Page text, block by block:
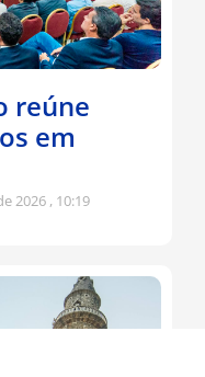
reúne
em
2026 10:19